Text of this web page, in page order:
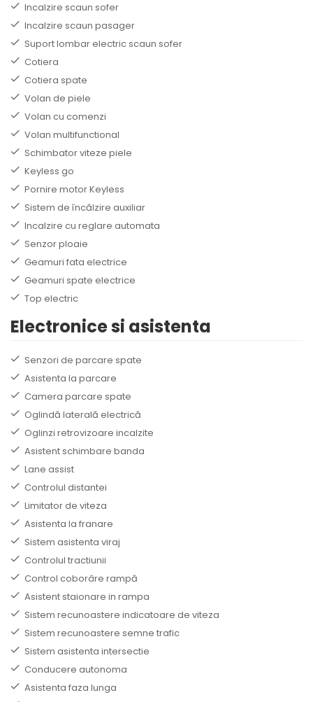
Incalzire scaun sofer
Incalzire scaun pasager
Suport lombar electric scaun sofer
Cotiera
Cotiera spate
Volan de piele
Volan cu comenzi
Volan multifunctional
Schimbator viteze piele
Keyless go
Pornire motor Keyless
Sistem de încălzire auxiliar
Incalzire cu reglare automata
Senzor ploaie
Geamuri fata electrice
Geamuri spate electrice
Top electric
Electronice si asistenta
Senzori de parcare spate
Asistenta la parcare
Camera parcare spate
Oglindă laterală electrică
Oglinzi retrovizoare incalzite
Asistent schimbare banda
Lane assist
Controlul distantei
Limitator de viteza
Asistenta la franare
Sistem asistenta viraj
Controlul tractiunii
Control coborâre rampă
Asistent staionare in rampa
Sistem recunoastere indicatoare de viteza
Sistem recunoastere semne trafic
Sistem asistenta intersectie
Conducere autonoma
Asistenta faza lunga